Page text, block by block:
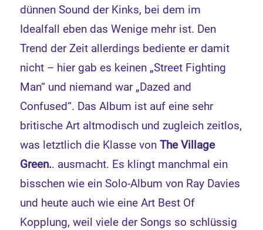
dünnen Sound der Kinks, bei dem im
Idealfall eben das Wenige mehr ist. Den
Trend der Zeit allerdings bediente er damit
nicht – hier gab es keinen „Street Fighting
Man“ und niemand war „Dazed and
Confused“. Das Album ist auf eine sehr
britische Art altmodisch und zugleich zeitlos,
was letztlich die Klasse von The Village
Green.. ausmacht. Es klingt manchmal ein
bisschen wie ein Solo-Album von Ray Davies
und heute auch wie eine Art Best Of
Kopplung, weil viele der Songs so schlüssig